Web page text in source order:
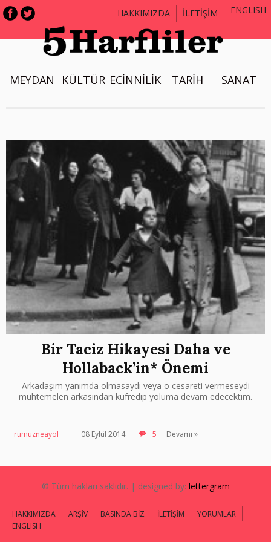
HAKKIMIZDA İLETİŞİM ENGLISH
MEYDAN KÜLTÜR ECİNNİLİK TARİH SANAT
Bir Taciz Hikayesi Daha ve
Hollaback’in* Önemi
Arkadaşım yanımda olmasaydı veya o cesareti vermeseydi
muhtemelen arkasından küfredip yoluma devam edecektim.
rumuzneayol 08 Eylül 2014 5 Devamı »
© Tüm hakları saklıdır. | designed by: lettergram
HAKKIMIZDA ARŞİV BASINDA BİZ İLETİŞİM
YORUMLAR
ENGLISH